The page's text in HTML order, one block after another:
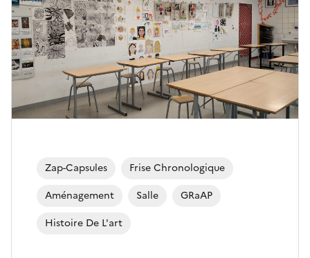
Zap-Capsules
Frise Chronologique
Aménagement
Salle
GRaAP
Histoire De L'art